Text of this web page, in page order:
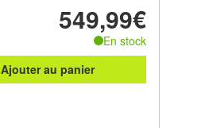
549,99€
En stock
Ajouter au panier